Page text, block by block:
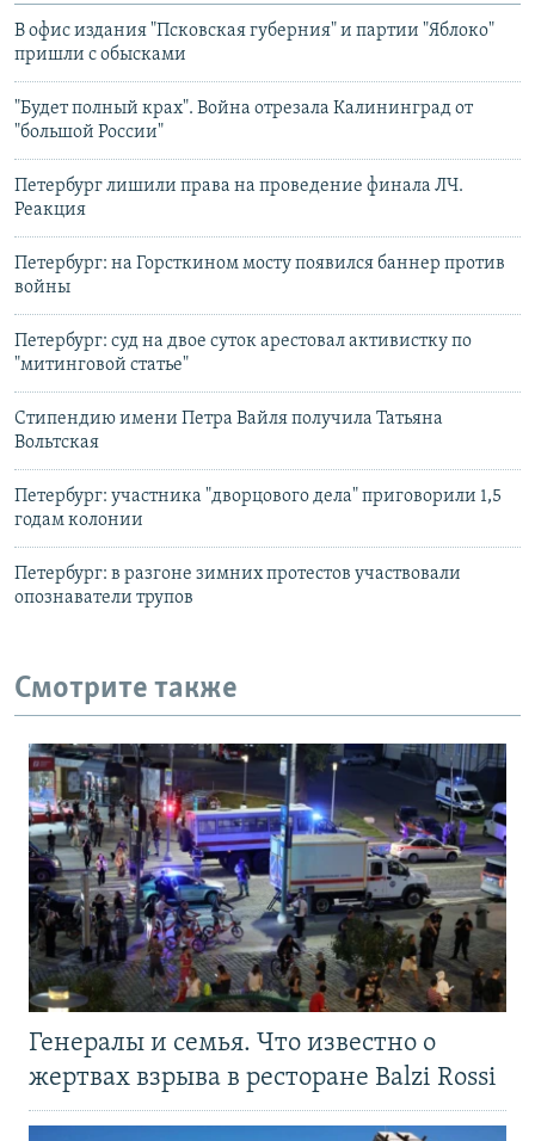
В офис издания "Псковская губерния" и партии "Яблоко"
пришли с обысками
"Будет полный крах". Война отрезала Калининград от
"большой России"
Петербург лишили права на проведение финала ЛЧ.
Реакция
Петербург: на Горсткином мосту появился баннер против
войны
Петербург: суд на двое суток арестовал активистку по
"митинговой статье"
Стипендию имени Петра Вайля получила Татьяна
Вольтская
Петербург: участника "дворцового дела" приговорили 1,5
годам колонии
Петербург: в разгоне зимних протестов участвовали
опознаватели трупов
Смотрите также
Генералы и семья. Что известно о
жертвах взрыва в ресторане Balzi Rossi